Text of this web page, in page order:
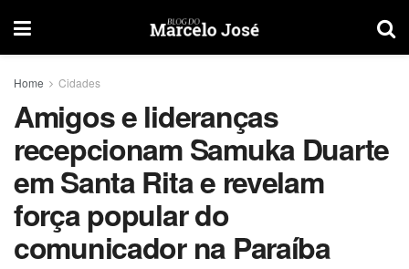
Home Cidades
Amigos e lideranças
recepcionam Samuka Duarte
em Santa Rita e revelam
força popular do
comunicador na Paraíba